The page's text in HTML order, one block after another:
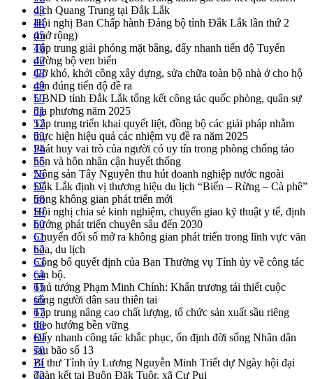
dịch Quang Trung tại Đắk Lắk
Hội nghị Ban Chấp hành Đảng bộ tỉnh Đắk Lắk lần thứ 2
(mở rộng)
Tập trung giải phóng mặt bằng, đẩy nhanh tiến độ Tuyến
đường bộ ven biển
Gỡ khó, khởi công xây dựng, sửa chữa toàn bộ nhà ở cho hộ
dân đúng tiến độ đề ra
UBND tỉnh Đắk Lắk tổng kết công tác quốc phòng, quân sự
địa phương năm 2025
Tập trung triển khai quyết liệt, đồng bộ các giải pháp nhằm
thực hiện hiệu quả các nhiệm vụ đề ra năm 2025
Phát huy vai trò của người có uy tín trong phòng chống tảo
hôn và hôn nhân cận huyết thống
Nông sản Tây Nguyên thu hút doanh nghiệp nước ngoài
Đắk Lắk định vị thương hiệu du lịch “Biển – Rừng – Cà phê”
trong không gian phát triển mới
Hội nghị chia sẻ kinh nghiệm, chuyển giao kỹ thuật y tế, định
hướng phát triển chuyên sâu đến 2030
Chuyển đổi số mở ra không gian phát triển trong lĩnh vực văn
hóa, du lịch
Công bố quyết định của Ban Thường vụ Tỉnh ủy về công tác
cán bộ.
Thủ tướng Phạm Minh Chính: Khẩn trương tái thiết cuộc
sống người dân sau thiên tai
Tập trung nâng cao chất lượng, tổ chức sản xuất sầu riêng
theo hướng bền vững
Đẩy nhanh công tác khắc phục, ổn định đời sống Nhân dân
sau bão số 13
Bí thư Tỉnh ủy Lương Nguyễn Minh Triết dự Ngày hội đại
đoàn kết tại Buôn Đăk Tuôr, xã Cư Pui
43
44
45
46
47
48
49
50
51
52
53
54
55
56
57
58
59
60
61
62
63
64
65
66
67
68
69
70
71
72